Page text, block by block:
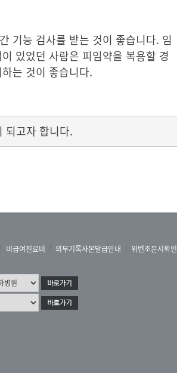
기능 검사를 받는 것이 좋습니다. 임
있었던 사람은 피임약을 복용할 경
는 것이 좋습니다.
되고자 합니다.
비급여진료비 의무기록사본발급안내 위변조문서확인